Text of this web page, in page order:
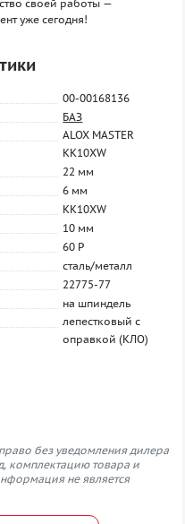
своей работы —
уже сегодня!
00-00168136
БАЗ
ALOX MASTER
KK10XW
22 мм
6 мм
KK10XW
10 мм
60 P
сталь/металл
22775-77
на шпиндель
лепестковый с
оправкой (КЛО)
без уведомления дилера
комплектацию товара и
не является